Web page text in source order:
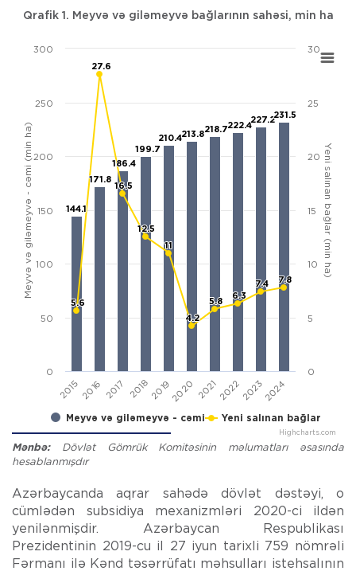
Qrafik 1. Meyvə və giləmeyvə bağlarının sahəsi, min ha
Chart
Combination chart with 2 data series.
View as data table, Chart
The chart has 1 X axis displaying categories.
The chart has 2 Y axes displaying Meyvə və giləmeyvə - cəmi
Meyvə və giləmeyvə - cəmi (min ha) Yeni salınan bağlar (min ha)
144.1
144.1
171.8
171.8
186.4
186.4
199.7
199.7
210.4
210.4213.8
213.8218.7
218.7222.4
222.4227.2
227.2231.5
231.5
5.6
5.6
27.6
27.6
16.5
16.5
12.5
12.5
11
11
4.2
4.2
5.8
5.8 6.3
6.3
7.4
7.4 7.8
7.8
Meyvə və giləmeyvə - cəmi Yeni salınan bağlar
2015 2016 2017 201820192020 2021202220232024
0
50
100
150
200
250
300
0
5
10
15
20
25
30
Highcharts.com
End of interactive chart.
Mənbə:Dövlət Gömrük Komitəsinin məlumatları əsasında
hesablanmışdır
Azərbaycanda aqrar sahədə dövlət dəstəyi, o
cümlədən subsidiya mexanizmləri 2020-ci ildən
yenilənmişdir. Azərbaycan Respublikası
Prezidentinin 2019-cu il 27 iyun tarixli 759 nömrəli
Fərmanı ilə Kənd təsərrüfatı məhsulları istehsalının